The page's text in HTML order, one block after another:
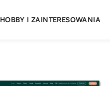
HOBBY I ZAINTERESOWANIA